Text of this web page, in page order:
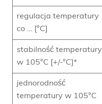
regulacja temperatury
co … [°C]
stabilność temperatury
w 105°C [+/-°C]*
jednorodność
temperatury w 105°C